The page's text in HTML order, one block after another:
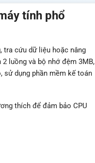
tính phổ
tra cứu dữ liệu hoặc nâng
luồng và bộ nhớ đệm 3MB,
sử dụng phần mềm kế toán
thích để đảm bảo CPU